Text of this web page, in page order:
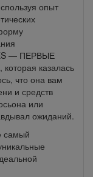
опыт
— ПЕРВЫЕ
казалась
что она вам
и средств
или
ожиданий.
самый